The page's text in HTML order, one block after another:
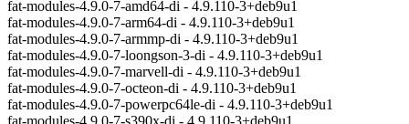
fat-modules-4.9.0-7-amd64-di - 4.9.110-3+deb9u1
fat-modules-4.9.0-7-arm64-di - 4.9.110-3+deb9u1
fat-modules-4.9.0-7-armmp-di - 4.9.110-3+deb9u1
fat-modules-4.9.0-7-loongson-3-di - 4.9.110-3+deb9u1
fat-modules-4.9.0-7-marvell-di - 4.9.110-3+deb9u1
fat-modules-4.9.0-7-octeon-di - 4.9.110-3+deb9u1
fat-modules-4.9.0-7-powerpc64le-di - 4.9.110-3+deb9u1
fat-modules-4.9.0-7-s390x-di - 4.9.110-3+deb9u1